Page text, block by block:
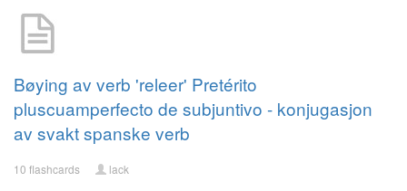
Bøying av verb 'releer' Pretérito
pluscuamperfecto de subjuntivo - konjugasjon
av svakt spanske verb
10 flashcards lack